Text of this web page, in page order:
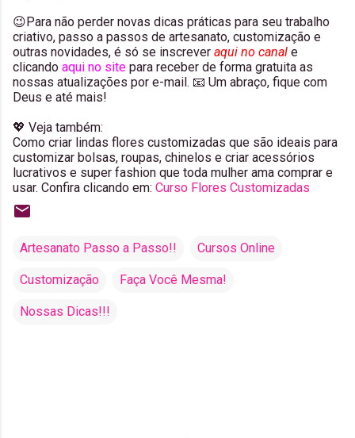
😉Para não perder novas dicas práticas para seu trabalho
criativo, passo a passos de artesanato, customização e
outras novidades, é só se inscrever aqui no canal e
clicando aqui no site para receber de forma gratuita as
nossas atualizações por e-mail. 📧 Um abraço, fique com
Deus e até mais!
💖 Veja também:
Como criar lindas flores customizadas que são ideais para
customizar bolsas, roupas, chinelos e criar acessórios
lucrativos e super fashion que toda mulher ama comprar e
usar. Confira clicando em: Curso Flores Customizadas
Artesanato Passo a Passo!! Cursos Online
Customização Faça Você Mesma!
Nossas Dicas!!!